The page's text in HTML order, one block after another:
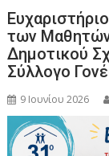
των Μαθητών
Δημοτικού
Σύλλογο
9 Ιουνίου 2026